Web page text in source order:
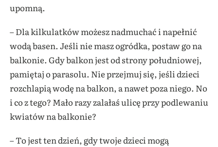
upomną.
– Dla kilkulatków możesz nadmuchać i napełnić
wodą basen. Jeśli nie masz ogródka, postaw go na
balkonie. Gdy balkon jest od strony południowej,
pamiętaj o parasolu. Nie przejmuj się, jeśli dzieci
rozchlapią wodę na balkon, a nawet poza niego. No
i co z tego? Mało razy zalałaś ulicę przy podlewaniu
kwiatów na balkonie?
– To jest ten dzień, gdy twoje dzieci mogą